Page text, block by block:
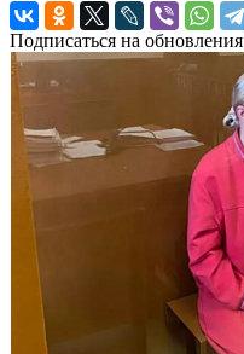
Подписаться на обновления